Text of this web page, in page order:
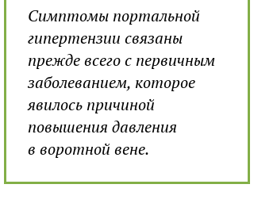
Симптомы портальной
гипертензии связаны
прежде всего с первичным
заболеванием, которое
явилось причиной
повышения давления
в воротной вене.